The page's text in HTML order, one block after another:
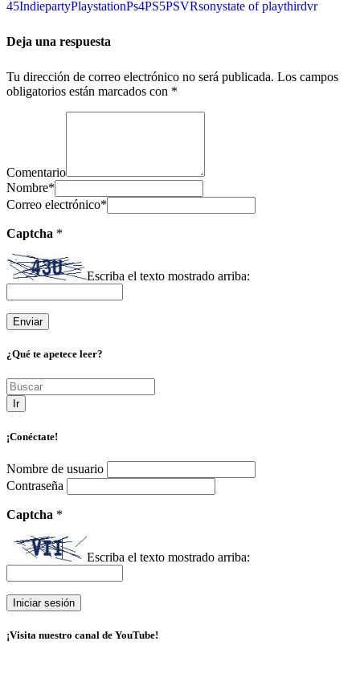
45IndiepartyPlaystationPs4PS5PSVRsonystate of playthirdvr
Deja una respuesta
Tu dirección de correo electrónico no será publicada. Los campos
obligatorios están marcados con *
Comentario
Nombre*
Correo electrónico*
Captcha *
Escriba el texto mostrado arriba:
¿Qué te apetece leer?
Ir
¡Conéctate!
Nombre de usuario
Contraseña
Captcha *
Escriba el texto mostrado arriba:
¡Visita nuestro canal de YouTube!